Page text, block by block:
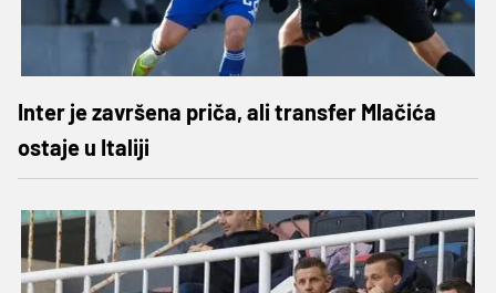
Inter je završena priča, ali transfer Mlačića
ostaje u Italiji